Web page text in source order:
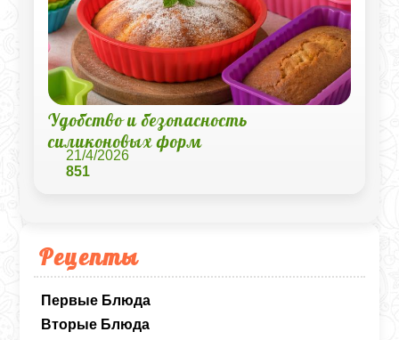
Рецепты
Первые Блюда
Вторые Блюда
Удобство и безопасность
силиконовых форм
21/4/2026
851